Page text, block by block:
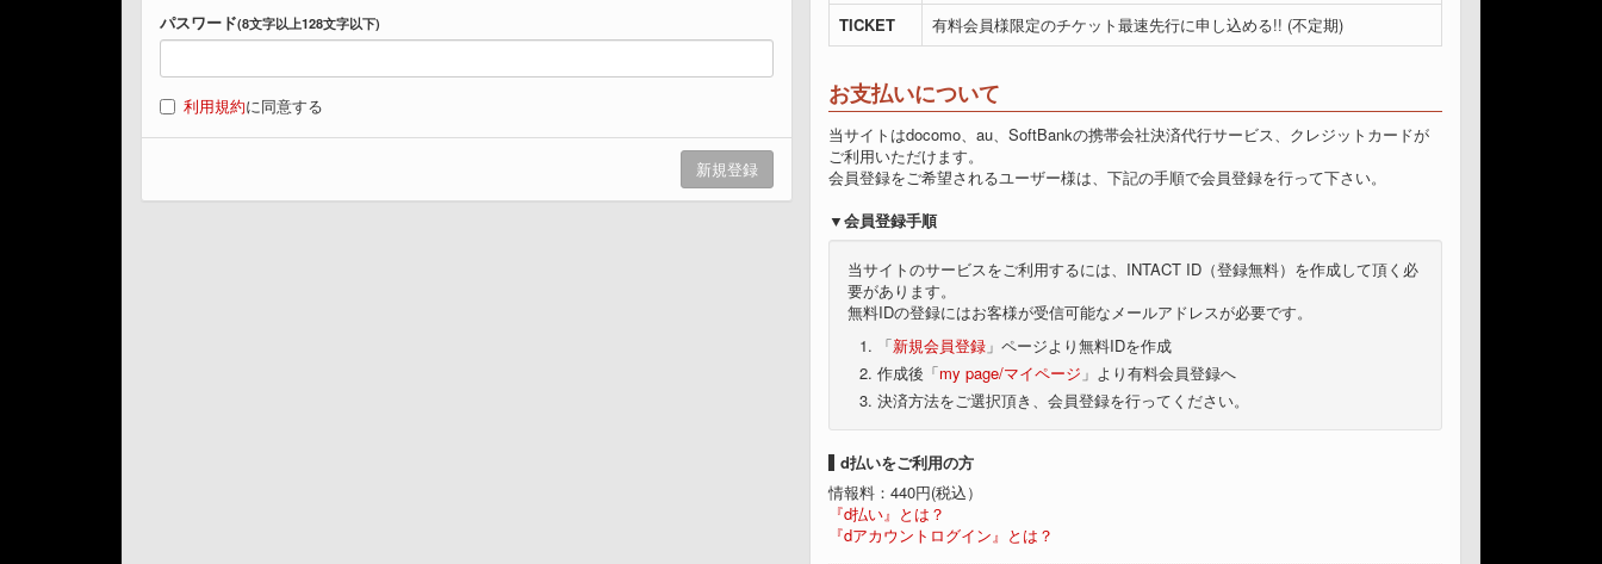
パスワード(8文字以上128文字以下)
利用規約に同意する
TICKET
有料会員様限定のチケット最速先行に申し込める!! (不定期)
お支払いについて
当サイトはdocomo、au、SoftBankの携帯会社決済代行サービス、クレジットカードが
ご利用いただけます。
会員登録をご希望されるユーザー様は、下記の手順で会員登録を行って下さい。
会員登録手順
当サイトのサービスをご利用するには、INTACT ID（登録無料）を作成して頂く必
要があります。
無料IDの登録にはお客様が受信可能なメールアドレスが必要です。
「新規会員登録 」ページより無料IDを作成
作成後「my page/マイページ 」より有料会員登録へ
決済方法をご選択頂き、会員登録を行ってください。
d払いをご利用の方
情報料：440円(税込）
『d払い』とは？
『dアカウントログイン』とは？